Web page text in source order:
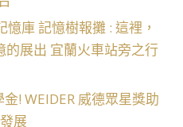
庫 記憶樹報攤 : 這裡，
的展出 宜蘭火車站旁之行
! WEIDER 威德眾星獎助
展